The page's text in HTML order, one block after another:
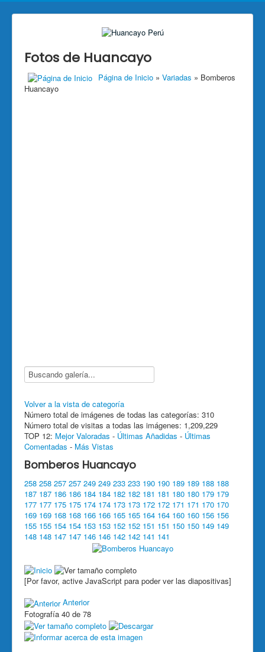
Fotos de Huancayo
Página de Inicio » Variadas » Bomberos
Huancayo
Volver a la vista de categoría
Número total de imágenes de todas las categorías: 310
Número total de visitas a todas las imágenes: 1,209,229
TOP 12: Mejor Valoradas - Últimas Añadidas - Últimas
Comentadas - Más Vistas
Bomberos Huancayo
258 258 257 257 249 249 233 233 190 190 189 189 188 188
187 187 186 186 184 184 182 182 181 181 180 180 179 179
177 177 175 175 174 174 173 173 172 172 171 171 170 170
169 169 168 168 166 166 165 165 164 164 160 160 156 156
155 155 154 154 153 153 152 152 151 151 150 150 149 149
148 148 147 147 146 146 142 142 141 141
[Por favor, active JavaScript para poder ver las diapositivas]
Anterior
Fotografía 40 de 78